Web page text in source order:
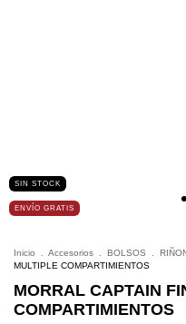
SIN STOCK
ENVÍO GRATIS
Inicio . Accesorios . BOLSOS .
MULTIPLE COMPARTIMIENTOS
MORRAL CAPTAIN
COMPARTIMIENTOS